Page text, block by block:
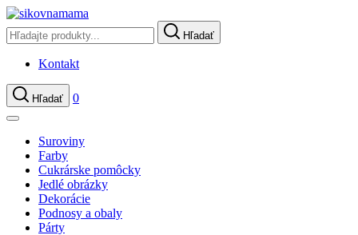
Hľadať
Kontakt
Hľadať 0
Suroviny
Farby
Cukrárske pomôcky
Jedlé obrázky
Dekorácie
Podnosy a obaly
Párty